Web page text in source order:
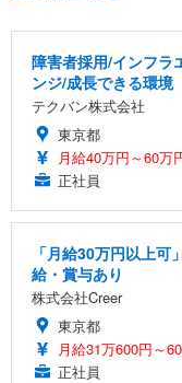
障害者採用/インフラ
ンジ/成長できる環境
テクバン株式会社
東京都
月給40万円～60万
正社員
「月給30万円以上
給・賞与あり
株式会社Creer
東京都
月給31万600円～
正社員